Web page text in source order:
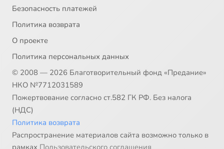
Безопасность платежей
Политика возврата
О проекте
Политика персональных данных
© 2008 — 2026 Благотворительный фонд «Предание»
НКО №7712031589
Пожертвование согласно ст.582 ГК РФ. Без налога
(НДС)
Политика возврата
Распространение материалов сайта возможно только в